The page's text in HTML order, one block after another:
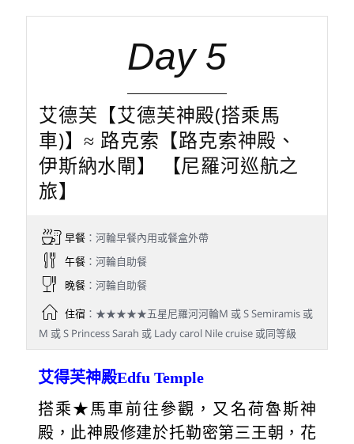
Day 5
艾德芙【艾德芙神殿(搭乘馬
車)】≈ 路克索【路克索神殿、
伊斯納水閘】 【尼羅河巡航之
旅】
早餐：河輪早餐內用或餐盒外帶
午餐：河輪自助餐
晚餐：河輪自助餐
住宿：★★★★★五星尼羅河河輪M 或 S Semiramis 或
M 或 S Princess Sarah 或 Lady carol Nile cruise 或同等級
艾得芙神殿Edfu Temple
搭乘★馬車前往參觀，又名荷魯斯神
殿，此神殿修建於托勒密第三王朝，花